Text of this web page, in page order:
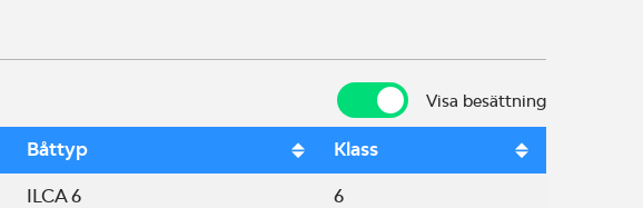
Visa besättningVisa besättning
Båttyp Klass
ILCA 6 6